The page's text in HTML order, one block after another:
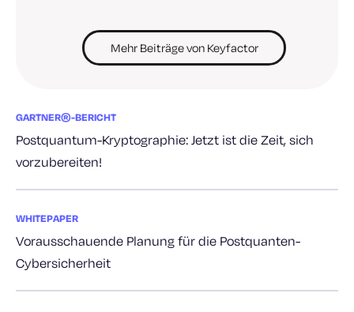
Mehr Beiträge von Keyfactor
GARTNER®-BERICHT
Postquantum-Kryptographie: Jetzt ist die Zeit, sich
vorzubereiten!
WHITEPAPER
Vorausschauende Planung für die Postquanten-
Cybersicherheit